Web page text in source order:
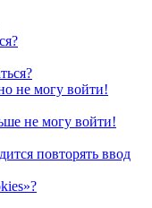
не могу войти!
не могу войти!
повторять ввод